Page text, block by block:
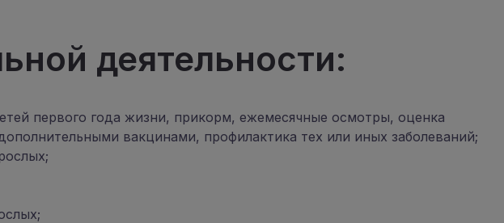
деятельности:
первого года жизни, прикорм, ежемесячные осмотры, оценка
вакцинами, профилактика тех или иных заболеваний;